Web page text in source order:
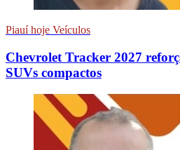
Piauí hoje Veículos
Chevrolet Tracker 2027
SUVs compactos